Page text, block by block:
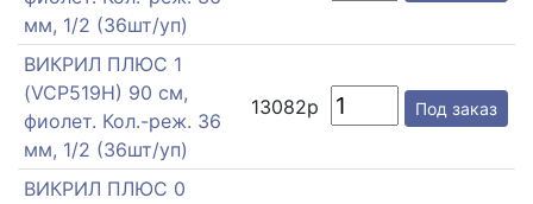
мм, 1/2 (36шт/уп)
ВИКРИЛ ПЛЮС 1
(VCP519H) 90 см,
фиолет. Кол.-реж. 36
мм, 1/2 (36шт/уп)
13082р Под заказ
ВИКРИЛ ПЛЮС 0